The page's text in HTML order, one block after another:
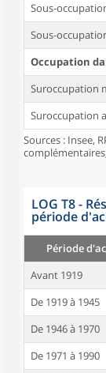
Sous-
Sous-
Occupation
Suroccupation
Suroccupation
Sources : Insee,
LOG T8 -
période
Période
Avant 1919
De 1919 à 1945
De 1946 à 1970
De 1971 à 1990